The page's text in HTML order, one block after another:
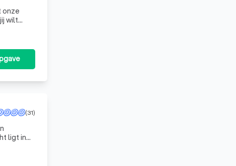
onze
wilt
(31)
ligt in